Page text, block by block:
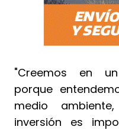
"Creemos en
porque
medio
inversión es